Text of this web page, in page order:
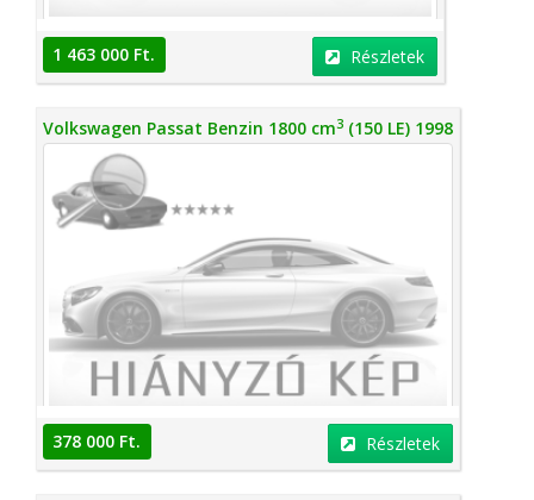
1 463 000 Ft. Részletek
Volkswagen Passat Benzin 1800 cm3 (150 LE) 1998
378 000 Ft. Részletek